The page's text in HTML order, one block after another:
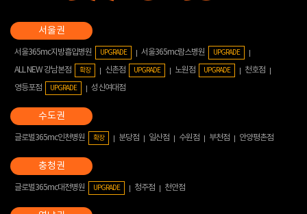
서울365mc지방흡입병원 UPGRADE 서울365mc람스병원 UPGRADE
ALL NEW 강남본점 확장 신촌점 UPGRADE 노원점 UPGRADE
천호점
영등포점
UPGRADE 성신여대점
글로벌365mc인천병원 확장 분당점 일산점 수원점 부천점 안양평촌점
글로벌365mc대전병원 UPGRADE 청주점 천안점